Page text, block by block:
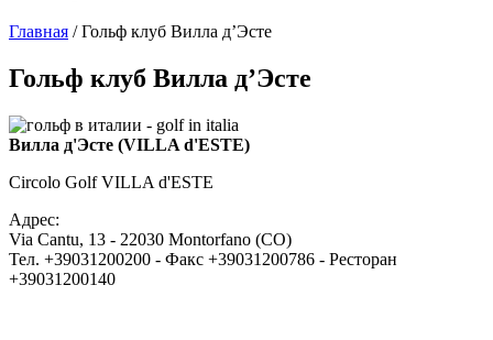
Главная / Гольф клуб Вилла д’Эсте
Гольф клуб Вилла д’Эсте
Вилла д'Эсте (VILLA d'ESTE)
Circolo Golf VILLA d'ESTE
Адрес:
Via Cantu, 13 - 22030 Montorfano (CO)
Тел. +39031200200 - Факс +39031200786 - Ресторан
+39031200140